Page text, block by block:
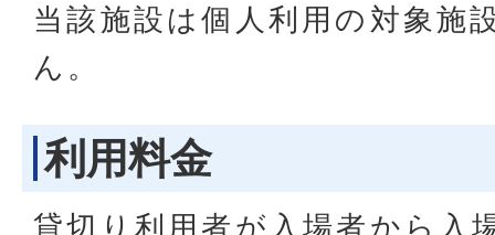
当該施設は個人利用の対象施
ん。
利用料金
貸切り利用者が入場者から入